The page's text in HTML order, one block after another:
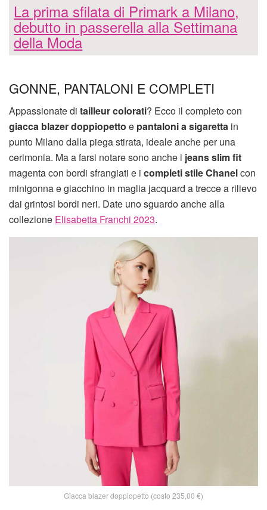
La prima sfilata di Primark a Milano,
debutto in passerella alla Settimana
della Moda
GONNE, PANTALONI E COMPLETI
Appassionate di tailleur colorati? Ecco il completo con
giacca blazer doppiopetto e pantaloni a sigaretta in
punto Milano dalla piega stirata, ideale anche per una
cerimonia. Ma a farsi notare sono anche i jeans slim fit
magenta con bordi sfrangiati e i completi stile Chanelcon
minigonna e giacchino in maglia jacquard a trecce a rilievo
dai grintosi bordi neri. Date uno sguardo anche alla
collezione Elisabetta Franchi 2023.
Giacca blazer doppiopetto (costo 235,00 €)